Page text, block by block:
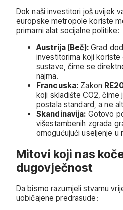
Dok naši investitori još uvijek
europske metropole koriste
primarni alat socijalne politike:
Austrija (Beč):Grad
investitorima koji koriste
sustave, čime se
najma.
Francuska: Zakon
koji skladište CO2, čime
postala standard, a ne
Skandinavija: Gotovo
višestambenih zgrada
omogućujući useljenje u
Mitovi koji nas
dugovječnost
Da bismo razumjeli stvarnu
uobičajene predrasude: